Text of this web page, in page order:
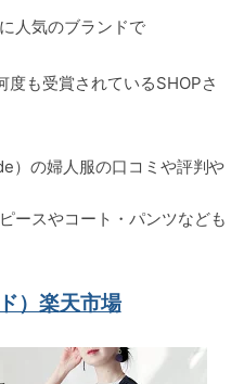
人気のブランドで
度も受賞されているSHOPさ
）の婦人服の口コミや評判や
ースやコート・パンツなども
）楽天市場